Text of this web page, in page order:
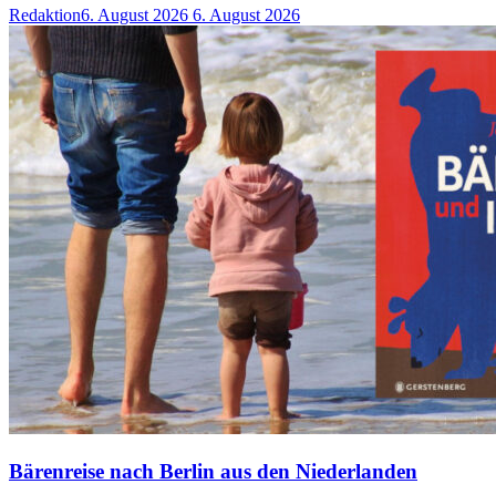
Redaktion6. August 2026 6. August 2026
Bärenreise nach Berlin aus den Niederlanden